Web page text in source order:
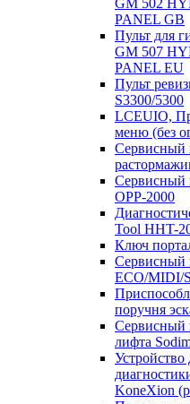
GM 502
PANEL GB
Пульт для
GM 507
PANEL EU
Пульт
S3300/5300
LCEUIO,
меню (без
Сервисный
Сервисный
OPP-2000
Tool HHT-
Ключ
Сервисный
ECO/MIDI/
поручня
Сервисный
лифта
KoneXion